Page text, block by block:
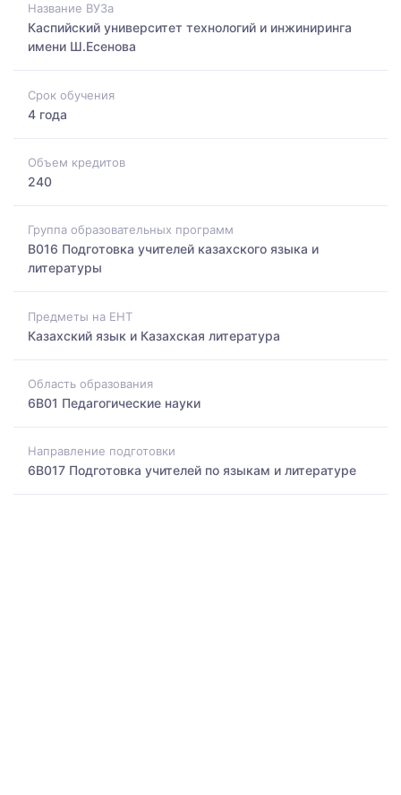
Название ВУЗа
Каспийский университет технологий и инжиниринга
имени Ш.Есенова
Срок обучения
4 года
Объем кредитов
240
Группа образовательных программ
B016 Подготовка учителей казахского языка и
литературы
Предметы на ЕНТ
Казахский язык и Казахская литература
Область образования
6B01 Педагогические науки
Направление подготовки
6B017 Подготовка учителей по языкам и литературе